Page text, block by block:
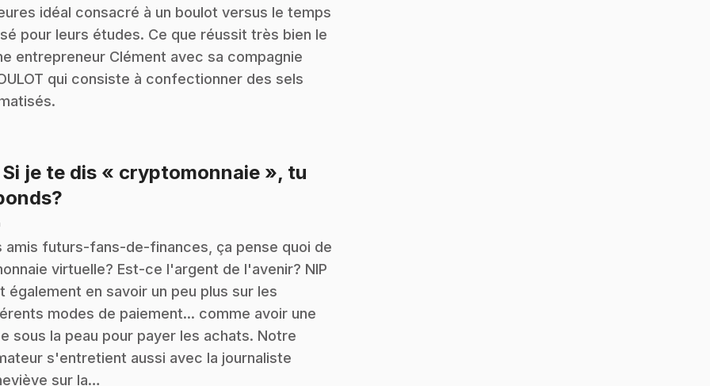
idéal consacré à un boulot versus le temps
pour leurs études. Ce que réussit très bien le
entrepreneur Clément avec sa compagnie
qui consiste à confectionner des sels
Si je te dis « cryptomonnaie », tu
amis futurs-fans-de-finances, ça pense quoi de
virtuelle? Est-ce l'argent de l'avenir? NIP
également en savoir un peu plus sur les
modes de paiement... comme avoir une
sous la peau pour payer les achats. Notre
s'entretient aussi avec la journaliste
sur la…